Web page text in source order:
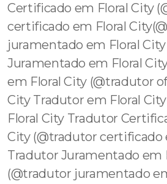
Certificado em Floral City
certificado em Floral
juramentado em Floral
Juramentado em Floral
em Floral City (@tradutor
City Tradutor em Floral
Floral City Tradutor
City (@tradutor certificado
Tradutor Juramentado em
(@tradutor juramentado